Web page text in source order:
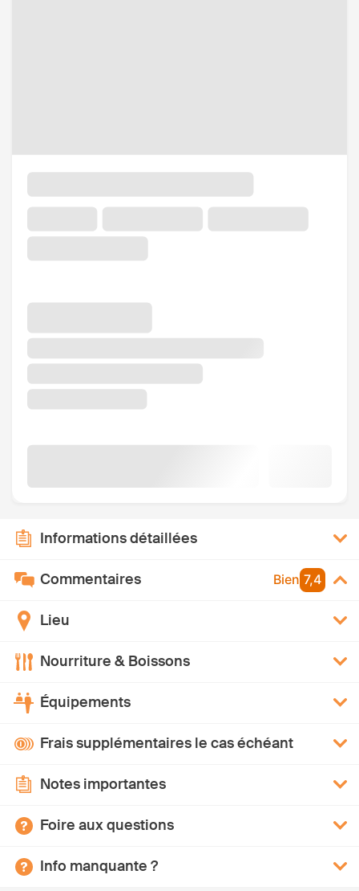
Informations détaillées
Commentaires Bien 7,4
Lieu
Nourriture & Boissons
Équipements
Frais supplémentaires le cas échéant
Notes importantes
Foire aux questions
Info manquante ?